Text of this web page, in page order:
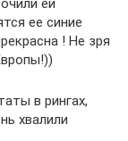
ей
ее синие
! Не зря
в рингах,
хвалили